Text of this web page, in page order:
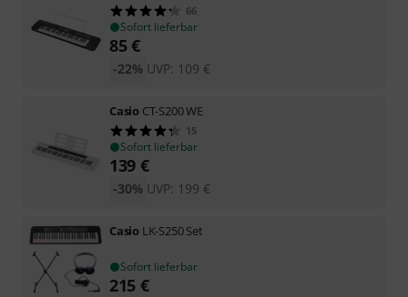
66
Sofort lieferbar
85€
UVP: 109 €
-22%
Casio CT-S200 WE
15
Sofort lieferbar
139 €
UVP: 199 €
-30%
Casio LK-S250 Set
Sofort lieferbar
215 €